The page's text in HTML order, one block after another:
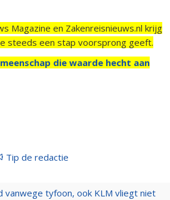
Magazine en Zakenreisnieuws.nl krijg
steeds een stap voorsprong geeft.
die waarde hecht aan
Tip de redactie
vanwege tyfoon, ook KLM vliegt niet